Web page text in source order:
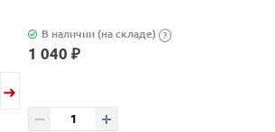
В наличии (на складе) ?
1 040 ₽